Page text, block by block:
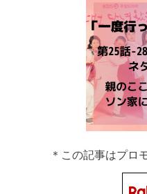
＊この記事はプロ